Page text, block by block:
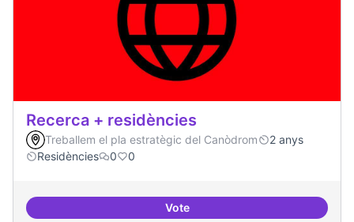
Recerca + residències
Treballem el pla estratègic del Canòdrom
2 anys
Residències
0 0
VoteRecerca + residències